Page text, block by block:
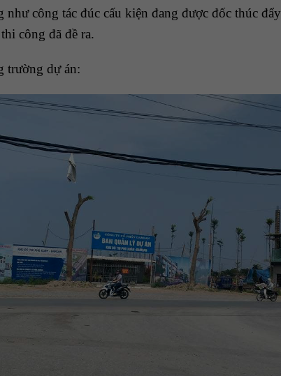
như công tác đúc cấu kiện đang được đốc thúc
công đã đề ra.
trường dự án: